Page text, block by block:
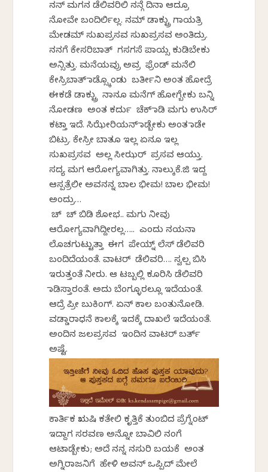
ನನ್ ಮಗನ ಡೆಲಿವರಿಲಿ ನನ್ಗೆ ದಿನಾ ಆದ್ರೂ
ನೋವೇ ಬಂದಿರ್ಲಿಲ್ಲ. ನಮ್ ಡಾಕ್ಟ್ರು ಗಾಯತ್ರಿ
ಮೇಡಮ್ ಸುಖಪ್ರಸವ ಸುಖಪ್ರಸವ ಅಂತಿದ್ರು.
ನನಗೆ ಕೇಸರಿಬಾತ್ ಗಸಗಸೆ ಪಾಯ್ಸ ಕುಡಿಬೇಕು
ಅನ್ಸಿತ್ತು. ಮನೆಯವ್ರು ಅವ್ರ ಫ್ರೆಂಡ್ ಮನೆಲಿ
ಕೇಸ್ರಿಬಾತ್ ಮಾಡ್ಸ್ಕೊಂಡು ಬರ್ತೀನಿ ಅಂತ ಹೋದ್ರೆ
ಈಕಡೆ ಡಾಕ್ಟ್ರು ನಾನೂ ಮನೆಗ್ ಹೋಗ್ಬೇಕು ಬನ್ನಿ
ನೋಡಣ ಅಂತ ಕರ್ದು ಚೆಕ್ ಮಾಡಿ ಮಗು ಉಸಿರ್
ಕಟ್ತಾ ಇದೆ. ಸಿಝೇರಿಯನ್ ಮಾಡ್ಬೇಕು ಅಂತ ಮಾಡೇ
ಬಿಟ್ರು. ಕೇಸ್ರೀ ಬಾತೂ ಇಲ್ಲ ಏನೂ ಇಲ್ಲ
ಸುಖಪ್ರಸವ ಅಲ್ಲ ಸೀಝರ್ ಪ್ರಸವ ಆಯ್ತು.
ಸದ್ಯ ಮಗ ಆರೋಗ್ಯವಾಗಿತ್ತು. ನಾಲ್ಕುಕೆ.ಜಿ ಇದ್ದ
ಆಸ್ಪತ್ರೆಲೀ ಅವನನ್ನ ಬಾಲ ಭೀಮ! ಬಾಲ ಭೀಮ!
ಅಂದ್ರು…
ಚ್ ಚ್ ಬಿಡಿ ಶೋಭ.. ಮಗು ನೀವು
ಆರೋಗ್ಯವಾಗಿದ್ದೀರಲ್ಲ….. ಎಂದು ನಯನಾ
ಲೊಚಗುಟ್ಟುತ್ತಾ ಈಗ ಪೇಯ್ನ್ ಲೆಸ್ ಡೆಲಿವರಿ
ಬಂದಿದೆಯಂತೆ. ವಾಟರ್ ಡೆಲಿವರಿ…. ಸ್ವಲ್ಪ ಬಿಸಿ
ಇರುತ್ತಂತೆ ನೀರು. ಆ ಟಬ್ಬಲ್ಲಿ ಕೂರಿಸಿ ಡೆಲಿವರಿ
ಮಾಡಿಸ್ತಾರಂತೆ. ಅದು ಬೆಂಗ್ಳೂರಲ್ಲೂ ಇದೆಯಂತೆ.
ಆದ್ರೆ ಪ್ರೀ ಬುಕಿಂಗ್. ಏನ್ ಕಾಲ ಬಂತುನೋಡಿ.
ವಡ್ಡಾರಾಧನೆ ಕಾಲಕ್ಕೆ ಇದಕ್ಕೆ ದಾಖಲೆ ಇದೆಯಂತೆ.
ಅಂದಿನ ಜಲಪ್ರಸವ ಇಂದಿನ ವಾಟರ್ ಬರ್ತ್
ಅಷ್ಟೆ.
ಕಾರ್ತಿಕ ಋಷಿ ಕತೇಲಿ ಕೃತ್ತಿಕೆ ತುಂಬಿದ ಪ್ರೆಗ್ನೆಂಟ್
ಇದ್ದಾಗ ಸರವಣ ಅನ್ನೋ ಬಾವಿಲಿ ನಂಗೆ
ಆಟಾಡ್ಬೇಕು; ಅದೆ ನನ್ನ ನಸುರಿ ಬಯಕೆ ಅಂತ
ಅಗ್ನಿರಾಜನಿಗೆ ಹೇಳಿ ಅವನ್ ಒಪ್ಪಿದ್ ಮೇಲೆ